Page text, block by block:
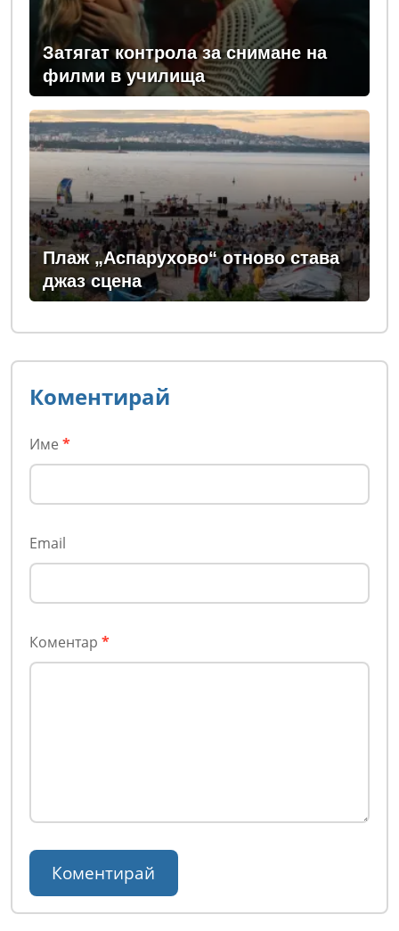
Затягат контрола за снимане на
филми в училища
Плаж „Аспарухово“ отново става
джаз сцена
Коментирай
Име *
Email
Коментар *